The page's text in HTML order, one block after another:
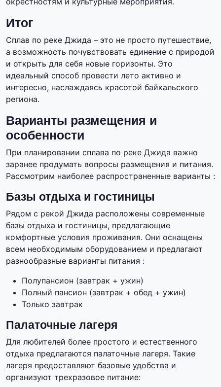
Итог
Сплав по реке Джида – это не просто путешествие,
а возможность почувствовать единение с природой
и открыть для себя новые горизонты. Это
идеальный способ провести лето активно и
интересно, наслаждаясь красотой байкальского
региона.
Варианты размещения и
особенности
При планировании сплава по реке Джида важно
заранее продумать вопросы размещения и питания.
Рассмотрим наиболее распространенные варианты :
Базы отдыха и гостиницы
Рядом с рекой Джида расположены современные
базы отдыха и гостиницы, предлагающие
комфортные условия проживания. Они оснащены
всем необходимым оборудованием и предлагают
разнообразные варианты питания :
Полупансион (завтрак + ужин)
Полный пансион (завтрак + обед + ужин)
Только завтрак
Палаточные лагеря
Для любителей более простого и естественного
отдыха предлагаются палаточные лагеря. Такие
лагеря предоставляют базовые удобства и
организуют трехразовое питание: